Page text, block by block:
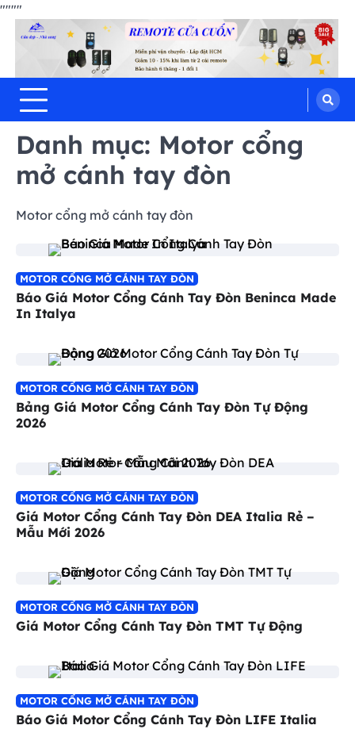
""""
Hưng Thịnh Phát
cửa cuốn, cửa kéo, cửa nhôm kính,
motor cổng tự động, Remote cửa,
bình lưu điện
Danh mục: Motor cổng
mở cánh tay đòn
Motor cổng mở cánh tay đòn
MOTOR CỔNG MỞ CÁNH TAY ĐÒN
Báo Giá Motor Cổng Cánh Tay Đòn Beninca Made
In Italya
MOTOR CỔNG MỞ CÁNH TAY ĐÒN
Bảng Giá Motor Cổng Cánh Tay Đòn Tự Động
2026
MOTOR CỔNG MỞ CÁNH TAY ĐÒN
Giá Motor Cổng Cánh Tay Đòn DEA Italia Rẻ –
Mẫu Mới 2026
MOTOR CỔNG MỞ CÁNH TAY ĐÒN
Giá Motor Cổng Cánh Tay Đòn TMT Tự Động
MOTOR CỔNG MỞ CÁNH TAY ĐÒN
Báo Giá Motor Cổng Cánh Tay Đòn LIFE Italia